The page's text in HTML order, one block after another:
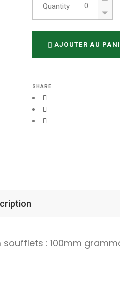
Quantity
AJOUTER AU
SHARE
: 100mm